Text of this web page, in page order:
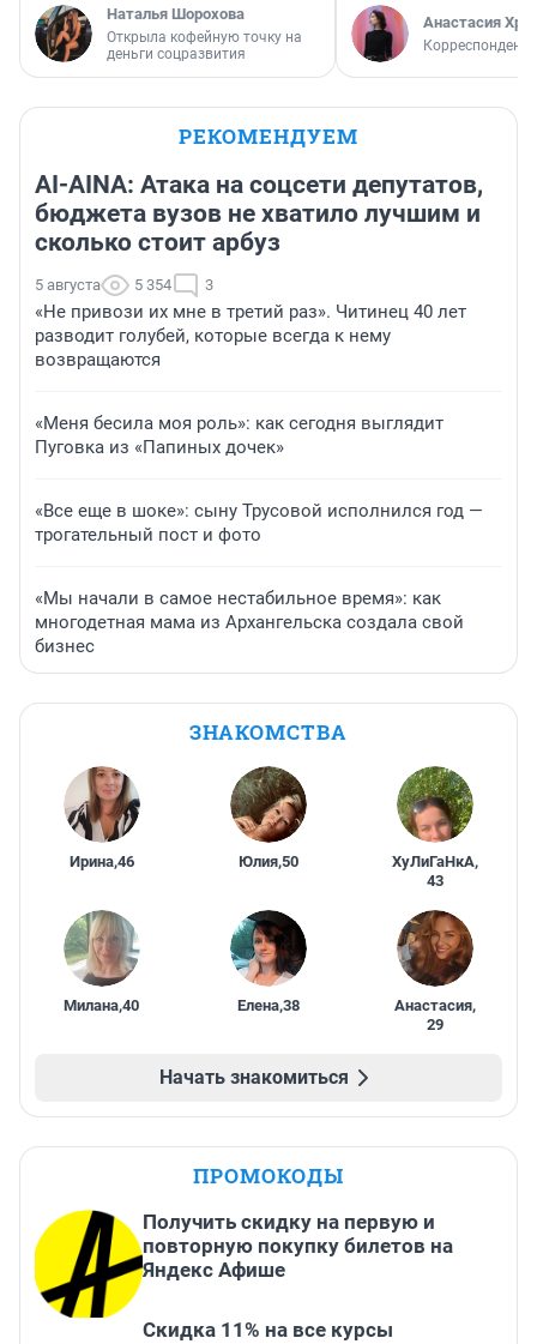
Наталья Шорохова
Открыла кофейную точку на
деньги соцразвития
Анастасия
Корреспондент
РЕКОМЕНДУЕМ
AI-AINA: Атака на соцсети депутатов,
бюджета вузов не хватило лучшим и
сколько стоит арбуз
5 августа 5 354 3
«Не привози их мне в третий раз». Читинец 40 лет
разводит голубей, которые всегда к нему
возвращаются
«Меня бесила моя роль»: как сегодня выглядит
Пуговка из «Папиных дочек»
«Все еще в шоке»: сыну Трусовой исполнился год —
трогательный пост и фото
«Мы начали в самое нестабильное время»: как
многодетная мама из Архангельска создала свой
бизнес
ЗНАКОМСТВА
Ирина,46 Юлия,50 ХуЛиГаНкА,
43
Милана,40 Елена,38 Анастасия,
29
Начать знакомиться
ПРОМОКОДЫ
Получить скидку на первую и
повторную покупку билетов на
Яндекс Афише
Скидка 11% на все курсы